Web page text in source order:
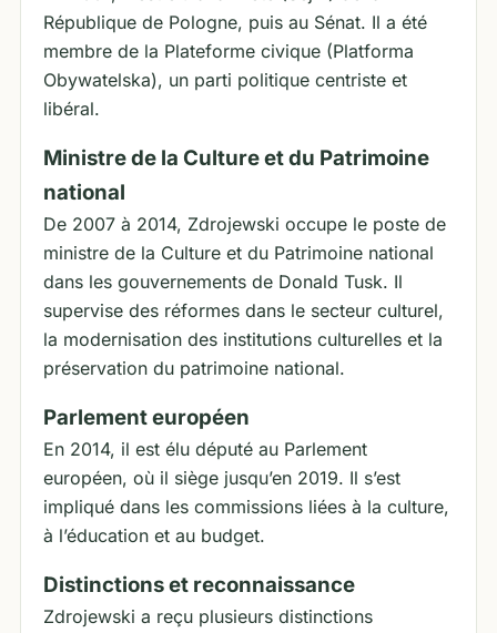
République de Pologne, puis au Sénat. Il a été
membre de la Plateforme civique (Platforma
Obywatelska), un parti politique centriste et
libéral.
Ministre de la Culture et du Patrimoine
national
De 2007 à 2014, Zdrojewski occupe le poste de
ministre de la Culture et du Patrimoine national
dans les gouvernements de Donald Tusk. Il
supervise des réformes dans le secteur culturel,
la modernisation des institutions culturelles et la
préservation du patrimoine national.
Parlement européen
En 2014, il est élu député au Parlement
européen, où il siège jusqu’en 2019. Il s’est
impliqué dans les commissions liées à la culture,
à l’éducation et au budget.
Distinctions et reconnaissance
Zdrojewski a reçu plusieurs distinctions